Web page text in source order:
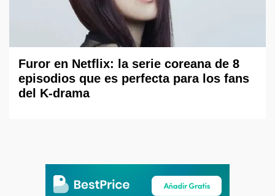
Furor en Netflix: la serie coreana de 8
episodios que es perfecta para los fans
del K-drama